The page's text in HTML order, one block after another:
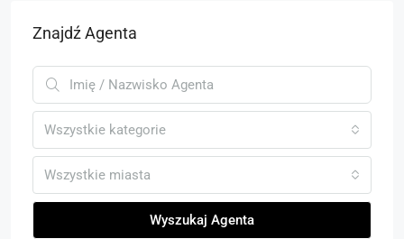
Znajdź Agenta
Wszystkie kategorie
Wszystkie miasta
Wyszukaj Agenta